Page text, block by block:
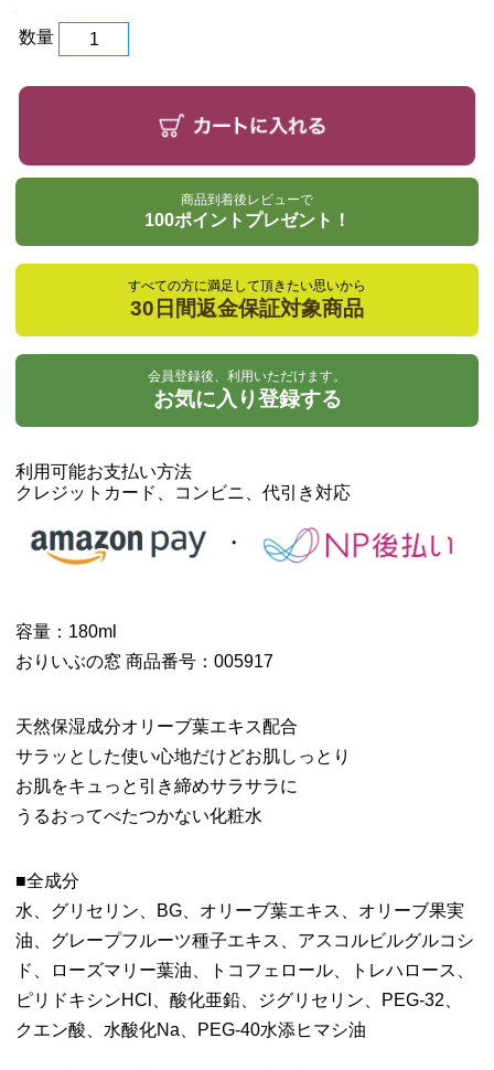
数量
商品到着後レビューで
100ポイントプレゼント！
すべての方に満足して頂きたい思いから
30日間返金保証対象商品
会員登録後、利用いただけます。
お気に入り登録する
利用可能お支払い方法
クレジットカード、コンビニ、代引き対応
容量：180ml
おりいぶの窓 商品番号：005917
天然保湿成分オリーブ葉エキス配合
サラッとした使い心地だけどお肌しっとり
お肌をキュっと引き締めサラサラに
うるおってべたつかない化粧水
■全成分
水、グリセリン、BG、オリーブ葉エキス、オリーブ果実
油、グレープフルーツ種子エキス、アスコルビルグルコシ
ド、ローズマリー葉油、トコフェロール、トレハロース、
ピリドキシンHCl、酸化亜鉛、ジグリセリン、PEG-32、
クエン酸、水酸化Na、PEG-40水添ヒマシ油